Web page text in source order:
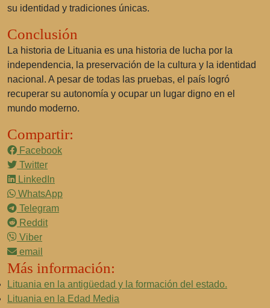
su identidad y tradiciones únicas.
Conclusión
La historia de Lituania es una historia de lucha por la
independencia, la preservación de la cultura y la identidad
nacional. A pesar de todas las pruebas, el país logró
recuperar su autonomía y ocupar un lugar digno en el
mundo moderno.
Compartir:
Facebook
Twitter
LinkedIn
WhatsApp
Telegram
Reddit
Viber
email
Más información:
Lituania en la antigüedad y la formación del estado.
Lituania en la Edad Media